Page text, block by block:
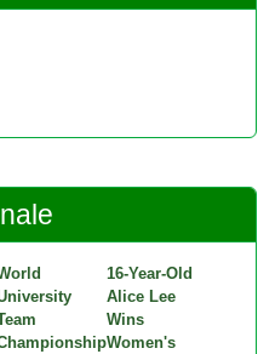
16-Year-Old
Alice Lee
Wins
Women's